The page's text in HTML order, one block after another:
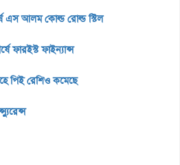
এস আলম কোল্ড রোল্ড স্টিল
ফারইস্ট ফাইন্যান্স
পিই রেশিও কমেছে